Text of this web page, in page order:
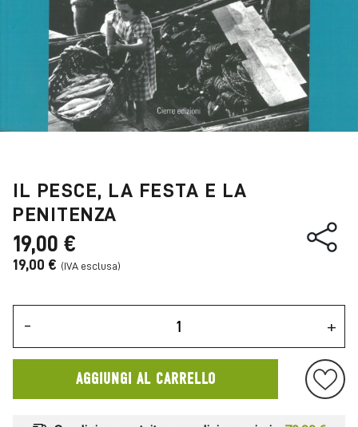
IL PESCE, LA FESTA E LA
PENITENZA
19,00 €
19,00 €
- +
AGGIUNGI AL CARRELLO